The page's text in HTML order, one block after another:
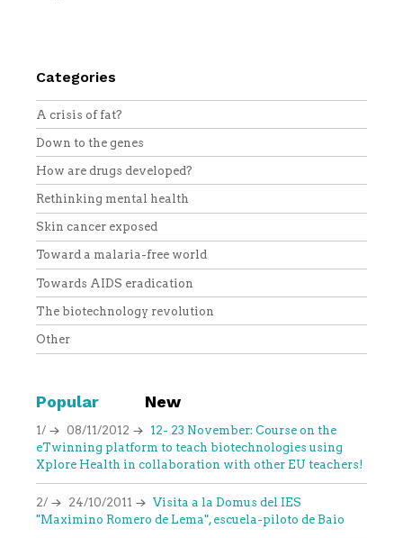
Categories
A crisis of fat?
Down to the genes
How are drugs developed?
Rethinking mental health
Skin cancer exposed
Toward a malaria-free world
Towards AIDS eradication
The biotechnology revolution
Other
Popular New
1/ 08/11/2012
12- 23 November: Course on the
eTwinning platform to teach biotechnologies using
Xplore Health in collaboration with other EU teachers!
2/ 24/10/2011
Visita a la Domus del IES
"Maximino Romero de Lema", escuela-piloto de Baio